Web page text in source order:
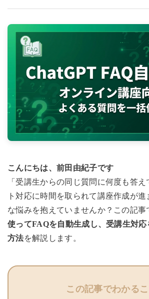
こんにちは、前田由紀子です
「受講生からの同じ質問に何度も答
ト対応に時間を取られて講座作成が
な悩みを抱えていませんか？この記事
使ってFAQを自動生成し、受講生対
方法を解説します。
この記事でわかるこ